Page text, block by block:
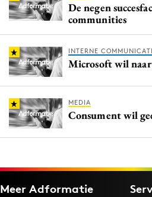
De negen
communities
INTERNE
Microsoft wil
MEDIA
Consument wil
Meer Adformatie